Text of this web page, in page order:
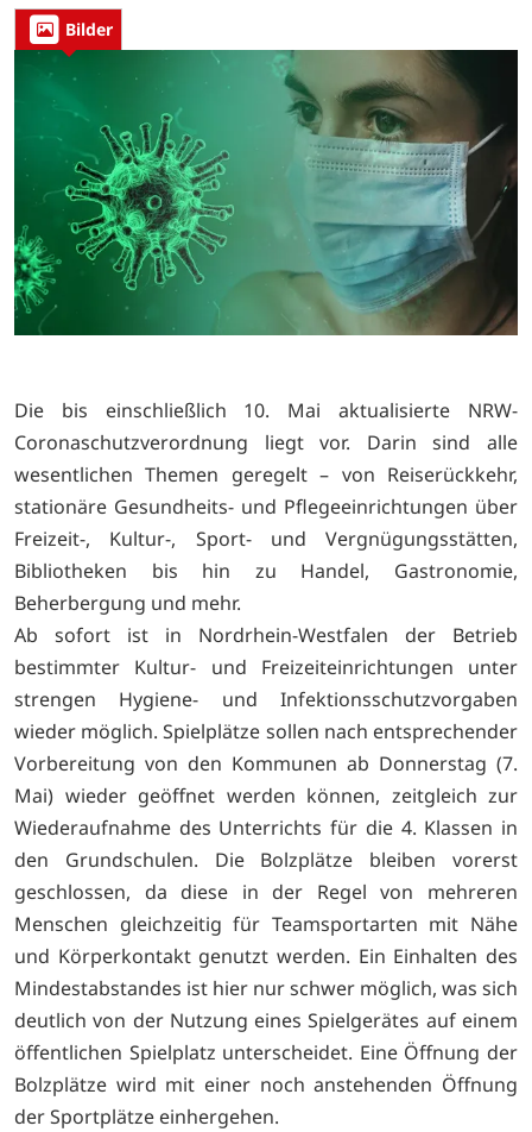
Bilder
Die bis einschließlich 10. Mai aktualisierte NRW-
Coronaschutzverordnung liegt vor. Darin sind alle
wesentlichen Themen geregelt – von Reiserückkehr,
stationäre Gesundheits- und Pflegeeinrichtungen über
Freizeit-, Kultur-, Sport- und Vergnügungsstätten,
Bibliotheken bis hin zu Handel, Gastronomie,
Beherbergung und mehr.
Ab sofort ist in Nordrhein-Westfalen der Betrieb
bestimmter Kultur- und Freizeiteinrichtungen unter
strengen Hygiene- und Infektionsschutzvorgaben
wieder möglich. Spielplätze sollen nach entsprechender
Vorbereitung von den Kommunen ab Donnerstag (7.
Mai) wieder geöffnet werden können, zeitgleich zur
Wiederaufnahme des Unterrichts für die 4. Klassen in
den Grundschulen. Die Bolzplätze bleiben vorerst
geschlossen, da diese in der Regel von mehreren
Menschen gleichzeitig für Teamsportarten mit Nähe
und Körperkontakt genutzt werden. Ein Einhalten des
Mindestabstandes ist hier nur schwer möglich, was sich
deutlich von der Nutzung eines Spielgerätes auf einem
öffentlichen Spielplatz unterscheidet. Eine Öffnung der
Bolzplätze wird mit einer noch anstehenden Öffnung
der Sportplätze einhergehen.